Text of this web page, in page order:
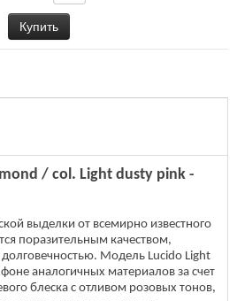
/ col. Light dusty pink -
выделки от всемирно известного
поразительным качеством,
Модель Lucido Light
аналогичных материалов за счет
блеска с отливом розовых тонов,